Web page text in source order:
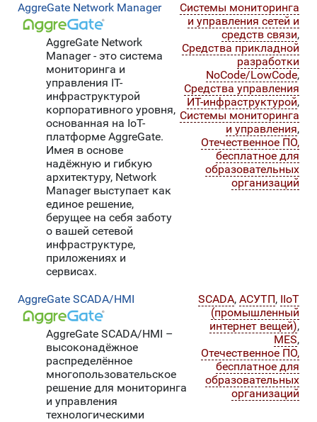
AggreGate Network Manager
AggreGate Network
Manager - это система
мониторинга и
управления IT-
инфраструктурой
корпоративного уровня,
основанная на IoT-
платформе AggreGate.
Имея в основе
надёжную и гибкую
архитектуру, Network
Manager выступает как
единое решение,
берущее на себя заботу
о вашей сетевой
инфраструктуре,
приложениях и
сервисах.
Системы мониторинга
и управления сетей и
средств связи,
Средства прикладной
разработки
NoCode/LowCode,
Средства управления
ИТ-инфраструктурой,
Системы мониторинга
и управления,
Отечественное ПО,
бесплатное для
образовательных
организаций
AggreGate SCADA/HMI
AggreGate SCADA/HMI –
высоконадёжное
распределённое
многопользовательское
решение для мониторинга
и управления
технологическими
SCADA, АСУТП, IIoT
(промышленный
интернет вещей),
MES,
Отечественное ПО,
бесплатное для
образовательных
организаций